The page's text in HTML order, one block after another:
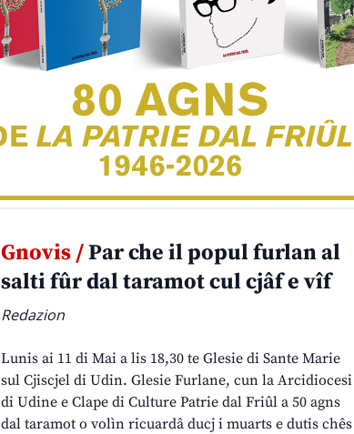
Gnovis /Par che il popul furlan al
salti fûr dal taramot cul cjâf e vîf
Redazion
Lunis ai 11 di Mai a lis 18,30 te Glesie di Sante Marie
sul Cjiscjel di Udin. Glesie Furlane, cun la Arcidiocesi
di Udine e Clape di Culture Patrie dal Friûl a 50 agns
dal taramot o volìn ricuardâ ducj i muarts e dutis chês